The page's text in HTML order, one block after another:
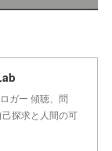
ガー 傾聴、問
探求と人間の可